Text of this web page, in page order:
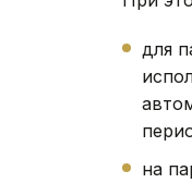
для
на